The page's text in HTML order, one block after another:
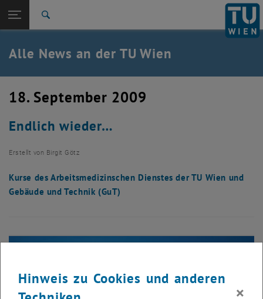
TU Login
Quicklinks
Quicklinks-Menü umschalten
Studium
Karriere
Zurück: Subseiten von TU Wien Startseite auflisten
Zurück zur letzten Ebene:
TU Wien Startseite
Übersicht
Alle News an der TU Wien
18. September 2009
Endlich wieder…
Erstellt von Birgit Götz
Kurse des Arbeitsmedizinschen Dienstes der TU Wien und
Gebäude und Technik (GuT)
Hinweis zu Cookies und anderen
×